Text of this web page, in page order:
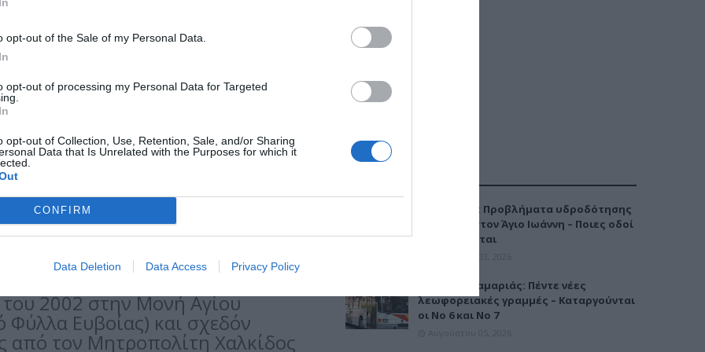
opt-out of the Sale of my Personal Data.
opt-out of processing my Personal Data for Targeted
opt-out of Collection, Use, Retention, Sale, and/or Sharing
Data that Is Unrelated with the Purposes for which it
CONFIRM
Data Deletion Data Access Privacy Policy
κατάγεται από τη Χαλκίδα και
πιστά αφοσιωμένος
Σχολή Αθηνών, στη
το μεταπτυχιακό του στη
στη θέση του
μετά από απόφαση του κ.
έκτοτε αποτελεί το δεξί του
2002 στην Μονή Αγίου
Ευβοίας) και σχεδόν
από τον Μητροπολίτη Χαλκίδος
Καλαμαριά: Προβλήματα υδροδότησης
την Τρίτη στον Άγιο Ιωάννη – Ποιες οδοί
επηρεάζονται
Μετρό Καλαμαριάς: Πέντε νέες
λεωφορειακές γραμμές – Καταργούνται
οι Νο 6 και Νο 7